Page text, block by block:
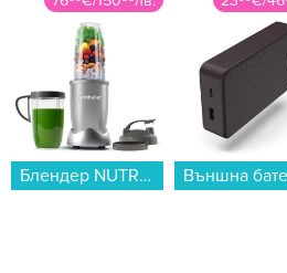
изключително
Блендер NUTRIBULLET NB907S...